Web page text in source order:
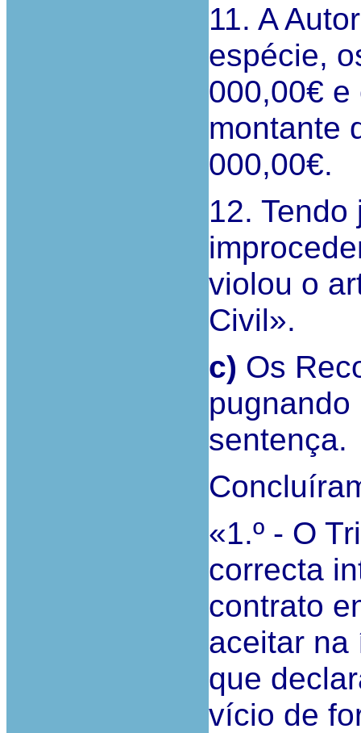
11. A
espécie,
000,00€ e
montante
000,00€.
12.
violou o
Civil».
c) Os
sentença.
«1.º - O
correcta
contrato
aceitar na
que
vício de